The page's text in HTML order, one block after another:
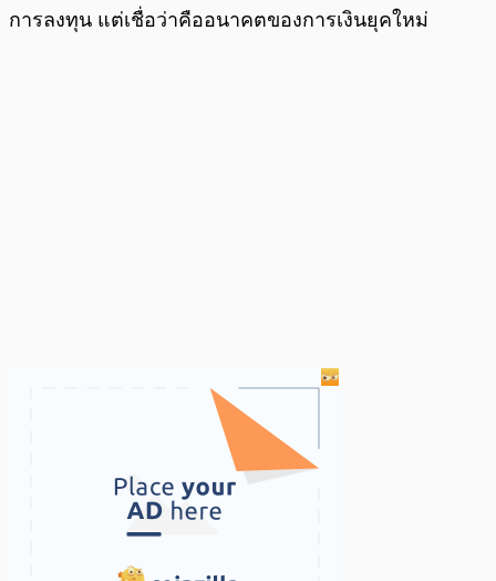
การลงทุน แต่เชื่อว่าคืออนาคตของการเงินยุคใหม่